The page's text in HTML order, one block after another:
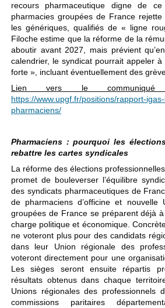
recours pharmaceutique digne de
pharmacies groupées de France rejette
les génériques, qualifiés de « ligne
Filoche estime que la réforme de la
aboutir avant 2027, mais prévient
calendrier, le syndicat pourrait appeler
forte », incluant éventuellement des
Lien vers le
https://www.upgf.fr/positions/rapport-
pharmaciens/
Pharmaciens : pourquoi les
rebattre les cartes syndicales
La réforme des élections
promet de bouleverser l’équilibre
des syndicats pharmaceutiques de
de pharmaciens d’officine et nouvelle
groupées de France se préparent déjà
charge politique et économique.
ne voteront plus pour des candidats
dans leur Union régionale des
voteront directement pour une
Les sièges seront ensuite répartis
résultats obtenus dans chaque
Unions régionales des professionnels
commissions paritaires